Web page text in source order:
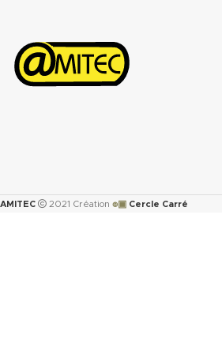
<0.5cm 3/min.
Augmentation ASTMF-146 après
immersion dans : ASTM oil N°1 5h
(.pdf)
AMITEC 2021 Création ๏▣ Cercle Carré